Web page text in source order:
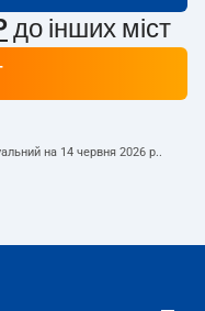
до інших міст
на 14 червня 2026 р..